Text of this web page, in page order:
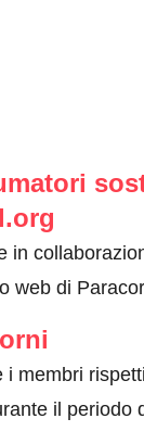
in
web di
membri
il periodo